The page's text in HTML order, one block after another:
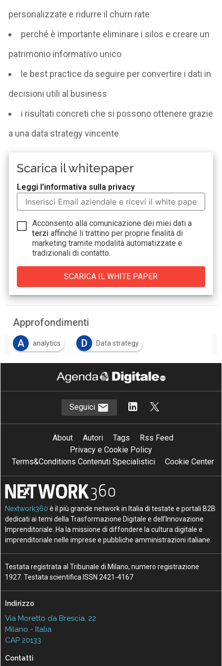
personalizzate e ridurre il churn rate
perché è importante eliminare i silos e creare un
patrimonio informativo unico
le best practice da seguire per convertire i dati in
decisioni utili al business
i risultati concreti che si possono ottenere grazie
a una data strategy vincente
Scarica il whitepaper
Leggi l'informativa sulla privacy
Acconsento alla comunicazione dei miei dati a
terzi affinché li trattino per proprie finalità di
marketing tramite modalità automatizzate e
tradizionali di contatto.
Approfondimenti
A
analytics D Data strategy
S Servizi finanziari
Seguici
About Autori Tags
Rss Feed
Privacy e Cookie Policy
Terms&Conditions Contenuti Specialistici
Cookie Center
Nextwork360 è il più grande network in Italia di testate e portali B2B
dedicati ai temi della Trasformazione Digitale e dell’Innovazione
Imprenditoriale. Ha la missione di diffondere la cultura digitale e
imprenditoriale nelle imprese e pubbliche amministrazioni italiane.
Testata registrata al Tribunale di Milano, numero registrazione
1927. Testata scientifica ISSN 2421-4167
Indirizzo
Via Moretto da Brescia, 22
Milano - Italia
CAP 20133
Contatti